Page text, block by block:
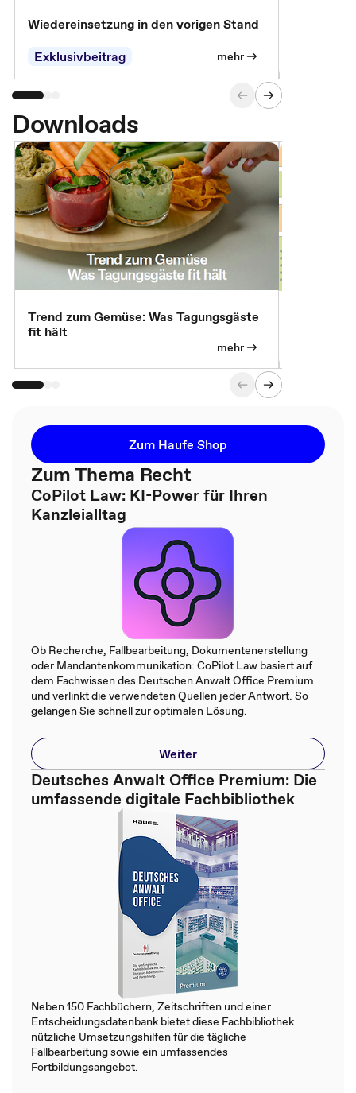
Wiedereinsetzung in den vorigen Stand
Exklusivbeitrag
mehr
Downloads
Trend zum Gemüse: Was Tagungsgäste
fit hält
mehr
Zum Haufe Shop
Zum Thema Recht
CoPilot Law: KI-Power für Ihren
Kanzleialltag
Ob Recherche, Fallbearbeitung, Dokumentenerstellung
oder Mandantenkommunikation: CoPilot Law basiert auf
dem Fachwissen des Deutschen Anwalt Office Premium
und verlinkt die verwendeten Quellen jeder Antwort. So
gelangen Sie schnell zur optimalen Lösung.
Weiter
Deutsches Anwalt Office Premium: Die
umfassende digitale Fachbibliothek
Neben 150 Fachbüchern, Zeitschriften und einer
Entscheidungsdatenbank bietet diese Fachbibliothek
nützliche Umsetzungshilfen für die tägliche
Fallbearbeitung sowie ein umfassendes
Fortbildungsangebot.